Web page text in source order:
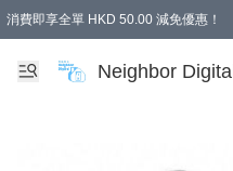
消費即享全單 HKD 50.00 減免優惠！
Neighbor Digital